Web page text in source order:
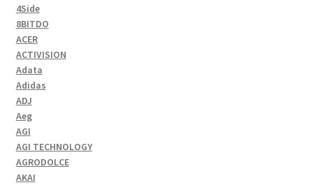
4Side
8BITDO
ACER
ACTIVISION
Adata
Adidas
ADJ
Aeg
AGI
AGI TECHNOLOGY
AGRODOLCE
AKAI